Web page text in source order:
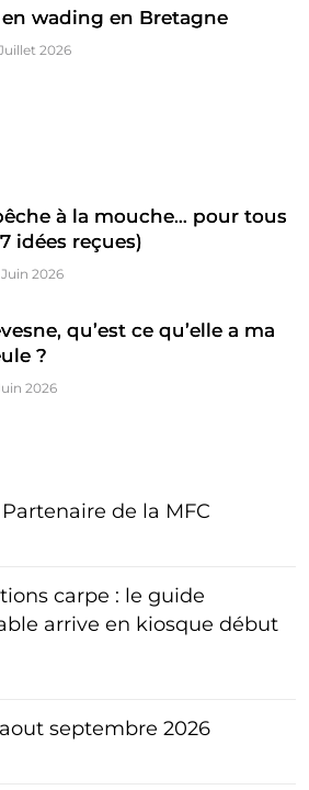
en wading en Bretagne
2026
à la mouche… pour tous
idées reçues)
2026
qu’est ce qu’elle a ma
?
2026
de la MFC
carpe : le guide
arrive en kiosque début
septembre 2026